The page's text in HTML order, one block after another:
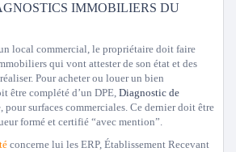
IMMOBILIERS DU
local commercial, le propriétaire doit faire
qui vont attester de son état et des
Pour acheter ou louer un bien
être complété d’un DPE, Diagnostic de
, pour surfaces commerciales. Ce dernier doit être
formé et certifié “avec mention”.
concerne lui les ERP, Établissement Recevant